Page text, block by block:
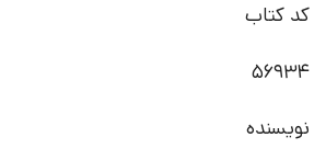
کد کتاب
56934
نویسنده